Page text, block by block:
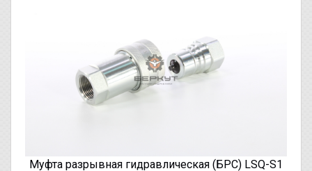
Муфта разрывная гидравлическая (БРС) LSQ-S1